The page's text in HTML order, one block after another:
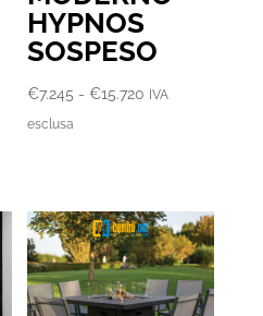
HYPNOS
SOSPESO
€7.245 - €15.720 Fascia
a
€15.720
IVA
esclusa